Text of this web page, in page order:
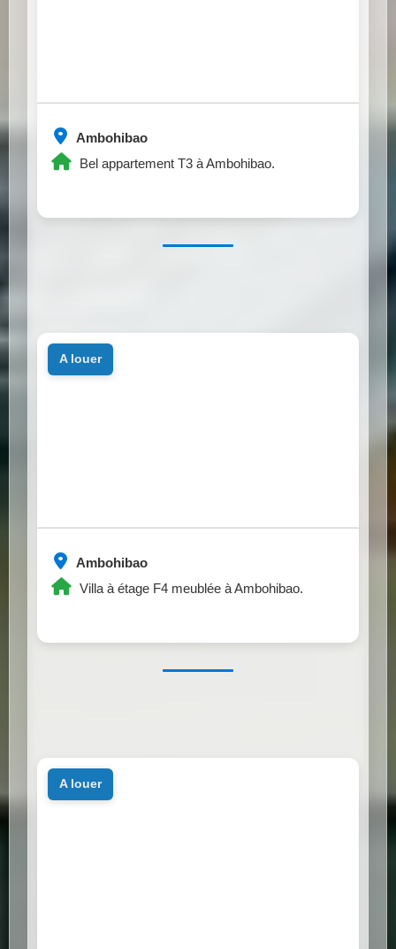
Ambohibao
Bel appartement T3 à Ambohibao.
Ambohibao
Villa à étage F4 meublée à Ambohibao.
a louer
a louer